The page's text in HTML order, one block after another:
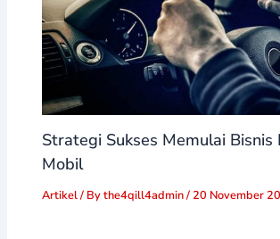
Strategi Sukses Memulai Bisnis
Mobil
Artikel/ Bythe4qill4admin/ 20 November